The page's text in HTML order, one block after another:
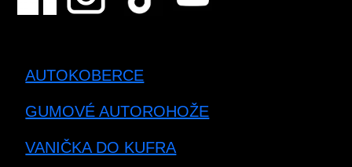
AUTOKOBERCE
GUMOVÉ AUTOROHOŽE
VANIČKA DO KUFRA